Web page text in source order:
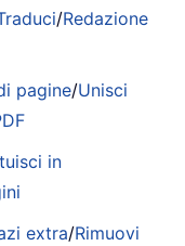
/Redazione
pagine/Unisci
in
extra/Rimuovi